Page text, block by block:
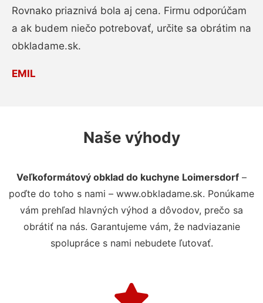
Rovnako priaznivá bola aj cena. Firmu odporúčam
a ak budem niečo potrebovať, určite sa obrátim na
obkladame.sk.
EMIL
Naše výhody
Veľkoformátový obklad do kuchyne Loimersdorf –
poďte do toho s nami – www.obkladame.sk. Ponúkame
vám prehľad hlavných výhod a dôvodov, prečo sa
obrátiť na nás. Garantujeme vám, že nadviazanie
spolupráce s nami nebudete ľutovať.